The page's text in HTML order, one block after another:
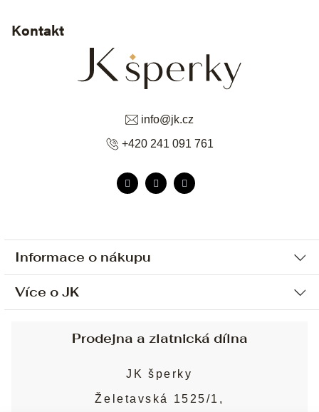
Informace o nákupu
Ochrana osobních údajů
Sjednání osobní schůzky
Obchodní podmínky
Puncovní značky
Více o JK
Kontakt
info@jk.cz
+420 241 091 761
Prodejna a zlatnická dílna
JK šperky
Želetavská 1525/1,